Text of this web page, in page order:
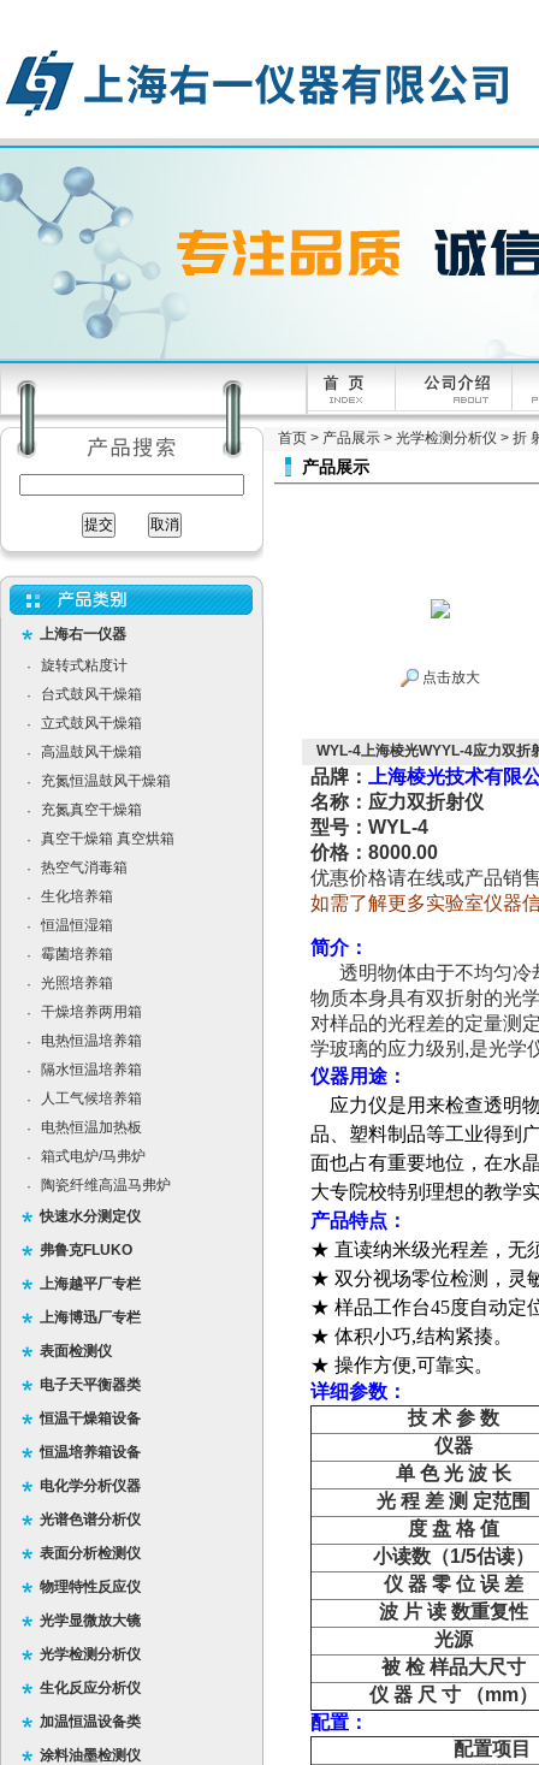
上海右一仪器
·
旋转式粘度计
·
台式鼓风干燥箱
·
立式鼓风干燥箱
·
高温鼓风干燥箱
·
充氮恒温鼓风干燥箱
·
充氮真空干燥箱
·
真空干燥箱 真空烘箱
·
热空气消毒箱
·
生化培养箱
·
恒温恒湿箱
·
霉菌培养箱
·
光照培养箱
·
干燥培养两用箱
·
电热恒温培养箱
·
隔水恒温培养箱
·
人工气候培养箱
·
电热恒温加热板
·
箱式电炉/马弗炉
·
陶瓷纤维高温马弗炉
快速水分测定仪
弗鲁克FLUKO
上海越平厂专栏
上海博迅厂专栏
表面检测仪
电子天平衡器类
恒温干燥箱设备
恒温培养箱设备
电化学分析仪器
光谱色谱分析仪
表面分析检测仪
物理特性反应仪
光学显微放大镜
光学检测分析仪
生化反应分析仪
加温恒温设备类
涂料油墨检测仪
首页 > 产品展示 > 光学检测分析仪 > 折
产品展示
点击放大
WYL-4上海棱光WYYL-4应力双折
品牌：
上海棱光技术有限
名称：应力双折射仪
型号：WYL-4
价格：8000.00
优惠价格请在线或产品销
如需了解更多实验室仪器
简介：
透明物体由于不均匀
物质本身具有双折射的光
对样品的光程差的定量测
学玻璃的应力级别,是光学
仪器用途：
应力仪是用来检查透明
品、塑料制品等工业得到
面也占有重要地位，在水
大专院校特别理想的教学
产品特点：
★ 直读纳米级光程差，无
★ 双分视场零位检测，灵
★ 样品工作台45度自动定
★ 体积小巧,结构紧揍。
★ 操作方便,可靠实。
详细参数：
技 术 参 数
仪器
单 色 光 波 长
光 程 差 测 定范围
度 盘 格 值
小读数（1/5估读）
仪 器 零 位 误 差
波 片 读 数重复性
光源
被 检 样品大尺寸
仪 器 尺 寸 （mm）
配置：
配置项目